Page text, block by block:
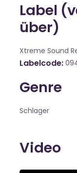
Label
über)
Xtreme Sound
Labelcode
Genre
Schlager
Video